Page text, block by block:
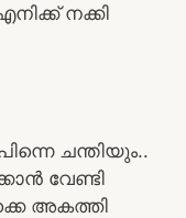
നക്കി
ചന്തിയും..
വേണ്ടി
അകത്തി